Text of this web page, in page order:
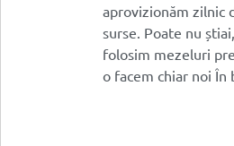
aprovizionăm zilnic
surse. Poate nu
folosim mezeluri
o facem chiar noi În